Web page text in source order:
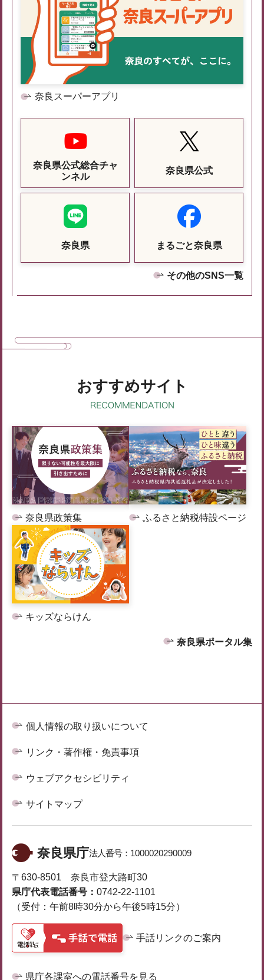
奈良スーパーアプリ
奈良県公式総合チャ
ンネル
奈良県公式
奈良県 まるごと奈良県
その他のSNS一覧
おすすめサイト
奈良県政策集 ふるさと納税特設ページ
キッズならけん
奈良県ポータル集
個人情報の取り扱いについて
リンク・著作権・免責事項
ウェブアクセシビリティ
サイトマップ
奈良県庁法人番号： 1000020290009
〒630-8501 奈良市登大路町30
県庁代表電話番号： 0742-22-1101
（受付：午前8時30分から午後5時15分）
手話リンクのご案内
県庁各課室への電話番号を見る